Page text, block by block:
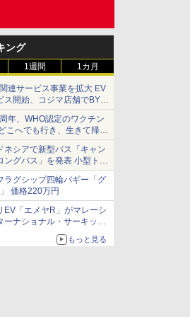
ング
1週間 1カ月
連サービス事業を拡大 EV
ス開始、コジマ店舗でBYD
ントを強化
年、WHO認定のワクチン
こへでも行き、生きて帰っ
クルーザーで命をつなぐ
ネシアで新型バス「キャン
ングバス」を発表 小型トラ
旅客輸送向けバス
ラグシップ四輪バギー「グ
価格220万円
EV「エメヤR」がマレーシ
ーナショナル・サーキット
もっと見る